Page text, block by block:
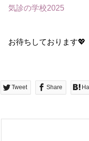
気診の学校2025
お待ちしております💖
Tweet Share